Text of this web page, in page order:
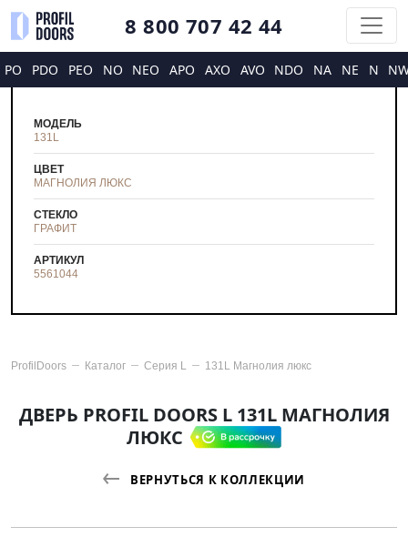
8 800 707 42 44
PO PDO PEO NO NEO APO AXO AVO NDO NA NE N
МОДЕЛЬ
131L
ЦВЕТ
МАГНОЛИЯ ЛЮКС
СТЕКЛО
ГРАФИТ
АРТИКУЛ
5561044
ProfilDoors Каталог Серия L 131L Магнолия люкс
ДВЕРЬ PROFIL DOORS L 131L МАГНОЛИЯ
ЛЮКС
ВЕРНУТЬСЯ К КОЛЛЕКЦИИ